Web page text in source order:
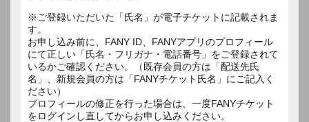
※ご登録いただいた「氏名」が電子チケットに記載されま
す。
お申し込み前に、FANY ID、FANYアプリのプロフィール
にて正しい「氏名・フリガナ・電話番号」をご登録されて
いるかご確認ください。（既存会員の方は「配送先氏
名」、新規会員の方は「FANYチケット氏名」にご記入く
ださい）
プロフィールの修正を行った場合は、一度FANYチケット
をログインし直してからお申し込みください。